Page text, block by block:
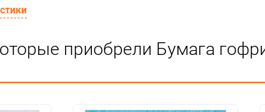
приобрели Бумага